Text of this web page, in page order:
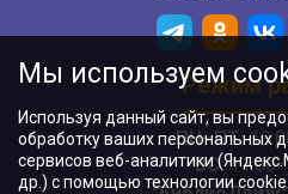
Режим
ПН–ПТ:
ВС:
Мы используем
Используя данный сайт, вы
обработку ваших персональных
сервисов веб-аналитики
др.) с помощью технологии cookie.